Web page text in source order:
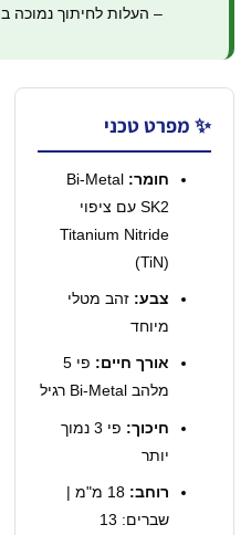
– העלות לחיתוך נמוכה במיין
מפרט טכני
חומר:
Bi-Metal
SK2 עם ציפוי
Titanium Nitride
צבע:
זהב מטלי
אורך חיים:
פי 5
חיכוך:
פי 3 נמוך
רוחב:
18 מ"מ |
שברים: 13